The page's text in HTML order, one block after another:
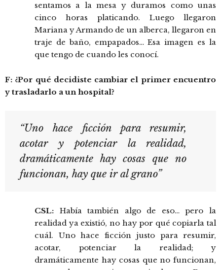
sentamos a la mesa y duramos como unas
cinco horas platicando. Luego llegaron
Mariana y Armando de un alberca, llegaron en
traje de baño, empapados… Esa imagen es la
que tengo de cuando les conocí.
F: ¿Por qué decidiste cambiar el primer encuentro
y trasladarlo a un hospital?
“Uno hace ficción para resumir,
acotar y potenciar la realidad,
dramáticamente hay cosas que no
funcionan, hay que ir al grano”
CSL: Había también algo de eso… pero la
realidad ya existió, no hay por qué copiarla tal
cuál. Uno hace ficción justo para resumir,
acotar, potenciar la realidad; y
dramáticamente hay cosas que no funcionan,